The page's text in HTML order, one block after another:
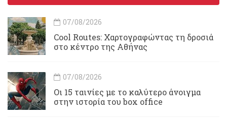
07/08/2026
Cool Routes: Χαρτογραφώντας τη δροσιά
στο κέντρο της Αθήνας
07/08/2026
Οι 15 ταινίες με το καλύτερο άνοιγμα
στην ιστορία του box office